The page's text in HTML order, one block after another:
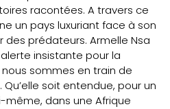
racontées. A travers ce
un pays luxuriant face à son
prédateurs. Armelle Nsa
insistante pour la
sommes en train de
soit entendue, pour un
même, dans une Afrique